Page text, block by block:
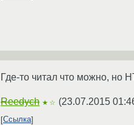
Где-то читал что можно, но
Reedych ★☆ (23.07.2015
Ссылка